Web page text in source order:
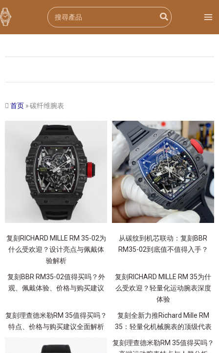
跳
至
内
Search
for:
首页 »碳纤维腕表
复刻RICHARD MILLE RM 35-02为
什么受欢迎？设计亮点与佩戴体
验解析
从碳纹到机芯联动：复刻BBR
RM35-02到底值不值得入手？
复刻BBR RM35-02值得买吗？外
观、佩戴体验、价格与购买建议
复刻RICHARD MILLE RM 35为什
么受欢迎？轻量化运动腕表深度
体验
复刻理查德米勒RM 35值得买吗？
特点、价格与购买建议全面解析
复刻全新力推Richard Mille RM
35：轻量化机械腕表的顶级代表
复刻理查德米勒RM 35值得买吗？